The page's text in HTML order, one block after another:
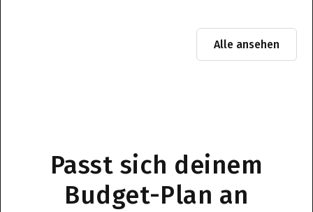
Alle ansehen
Passt sich deinem
Budget-Plan an